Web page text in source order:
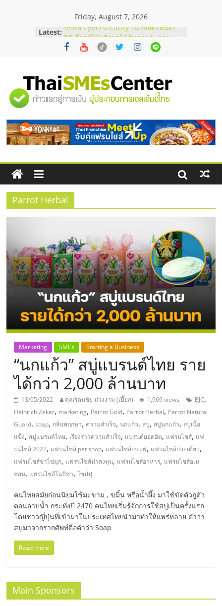
Friday, August 7, 2026
Latest: บริษัท Cybersecurity ในไทยที่ไหนดี?
วิธีเลือกผู้ให้บริการให้คุ้มค่าและตอบ
โจทย์ธุรกิจ
สัมมนาออนไลน์ โอกาสบริหารสถานี
บริการน้ำมัน Shell
สัมมนาลงทุน แฟรนไชส์ยอนนี่
ไชส์ ครั้งที่ 8
ร้านเครื่องเสียงคุณภาพสูง พร้อม
โซลูชันระบบภาพและเสียง
"ศูนย์
รวม
ข้อมูล
ธุรกิจ
SME
แห่ง
ประเทศไทย,
ThaiSMEsCenter,
รวม
ธุรกิจ
เอ
ส
เอ็
มอี
ไทย,
SMEs,
แฟ
รน
ไชส์,
Parrot Herbal
Marketing SMEs Starting a Business
“นกแก้ว” สบู่แบรนด์ไทย ราย
ได้กว่า 2,000 ล้านบาท
13/05/2022 คุณรัตนชัย ม่วงงาม (เปี๊ยก) 1,969 views BJC,
Heinrich Zeker, marketing, Parrot Gold, Parrot Herbal, Parrot Natural
Guard,soap, กลิ่นพฤกษา, ความสำเร็จ,นกแก้ว, สบู่, สบู่นกแก้ว, สบู่เนื้อ
แข็ง, สบู่แบรนด์ไทย, เรื่องราวความสำเร็จ, แบรนด์ยอดฮิต, แฟรนไชส์, แฟ
รนไชส์ 2022, แฟรนไชส์ pet shop, แฟรนไชส์กาแฟ, แฟรนไชส์ก๋วยเตี๋ยว,
แฟรนไชส์ชาไข่มุก, แฟรนไชส์น่าลงทุน, แฟรนไชส์อาหาร, แฟรนไชส์อเม
ซอน, แฟรนไชส์โนบิชา,โซปปุ
คนไทยสมัยก่อนนิยมใช้มะขาม , ขมิ้น หรือน้ำผึ้ง มาใช้ขัดตัวถูตัว
ตอนอาบน้ำ กระทั่งปี 2470 คนไทยเริ่มรู้จักการใช้สบู่เป็นครั้งแรก
โดยชาวญี่ปุ่นที่เข้ามาในประเทศไทยนำมาทำให้แพร่หลาย คำว่า
สบู่มาจากรากศัพท์คือคำว่า Soap
Read more
Main Sponsors